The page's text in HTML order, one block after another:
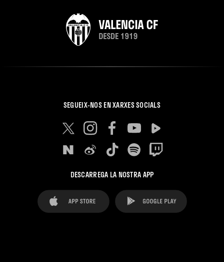
SEGUEIX-NOS EN XARXES SOCIALS
DESCARREGA LA NOSTRA APP